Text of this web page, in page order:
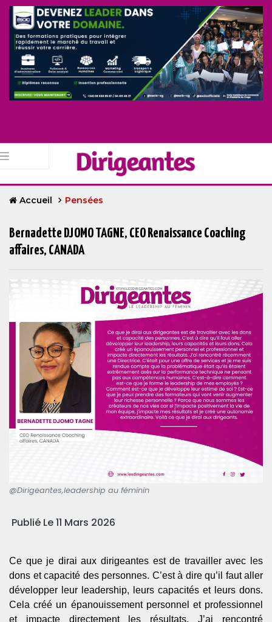
Accueil Pensées
Bernadette DJOMO TAGNE, CEO Renaissance Coaching
affaires, CANADA
@Dirigeantes,leadership au féminin
Publié Le 11 Mars 2026
Ce que je dirai aux dirigeantes est de travailler avec les
dons et capacité des personnes. C’est à dire qu’il faut aller
développer leur leadership, leurs capacités et leurs dons.
Cela créé un épanouissement personnel et professionnel
et impacte directement les résultats. J’ai rencontré